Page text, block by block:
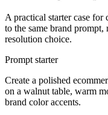
A practical starter case
to the same brand prompt,
resolution choice.
Prompt starter
Create a polished
on a walnut table, warm
brand color accents.